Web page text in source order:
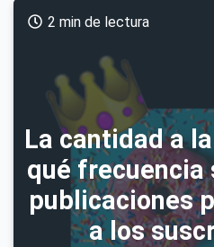
La cantidad a
qué frecuencia
publicaciones
a los
2 min de lectura